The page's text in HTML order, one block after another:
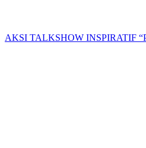
AKSI TALKSHOW INSPIRATIF